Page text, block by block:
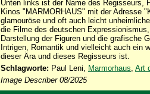
Unten links ist der Name des Regisseurs,
Kinos "MARMORHAUS" mit der Adresse
glamouröse und oft auch leicht
die Filme des deutschen
Darstellung der Figuren und die grafische
Intrigen, Romantik und vielleicht auch ein
dieser Ära und dieses Regisseurs ist.
Schlagworte: Paul Leni, Marmorhaus, Art
Image Describer 08/2025